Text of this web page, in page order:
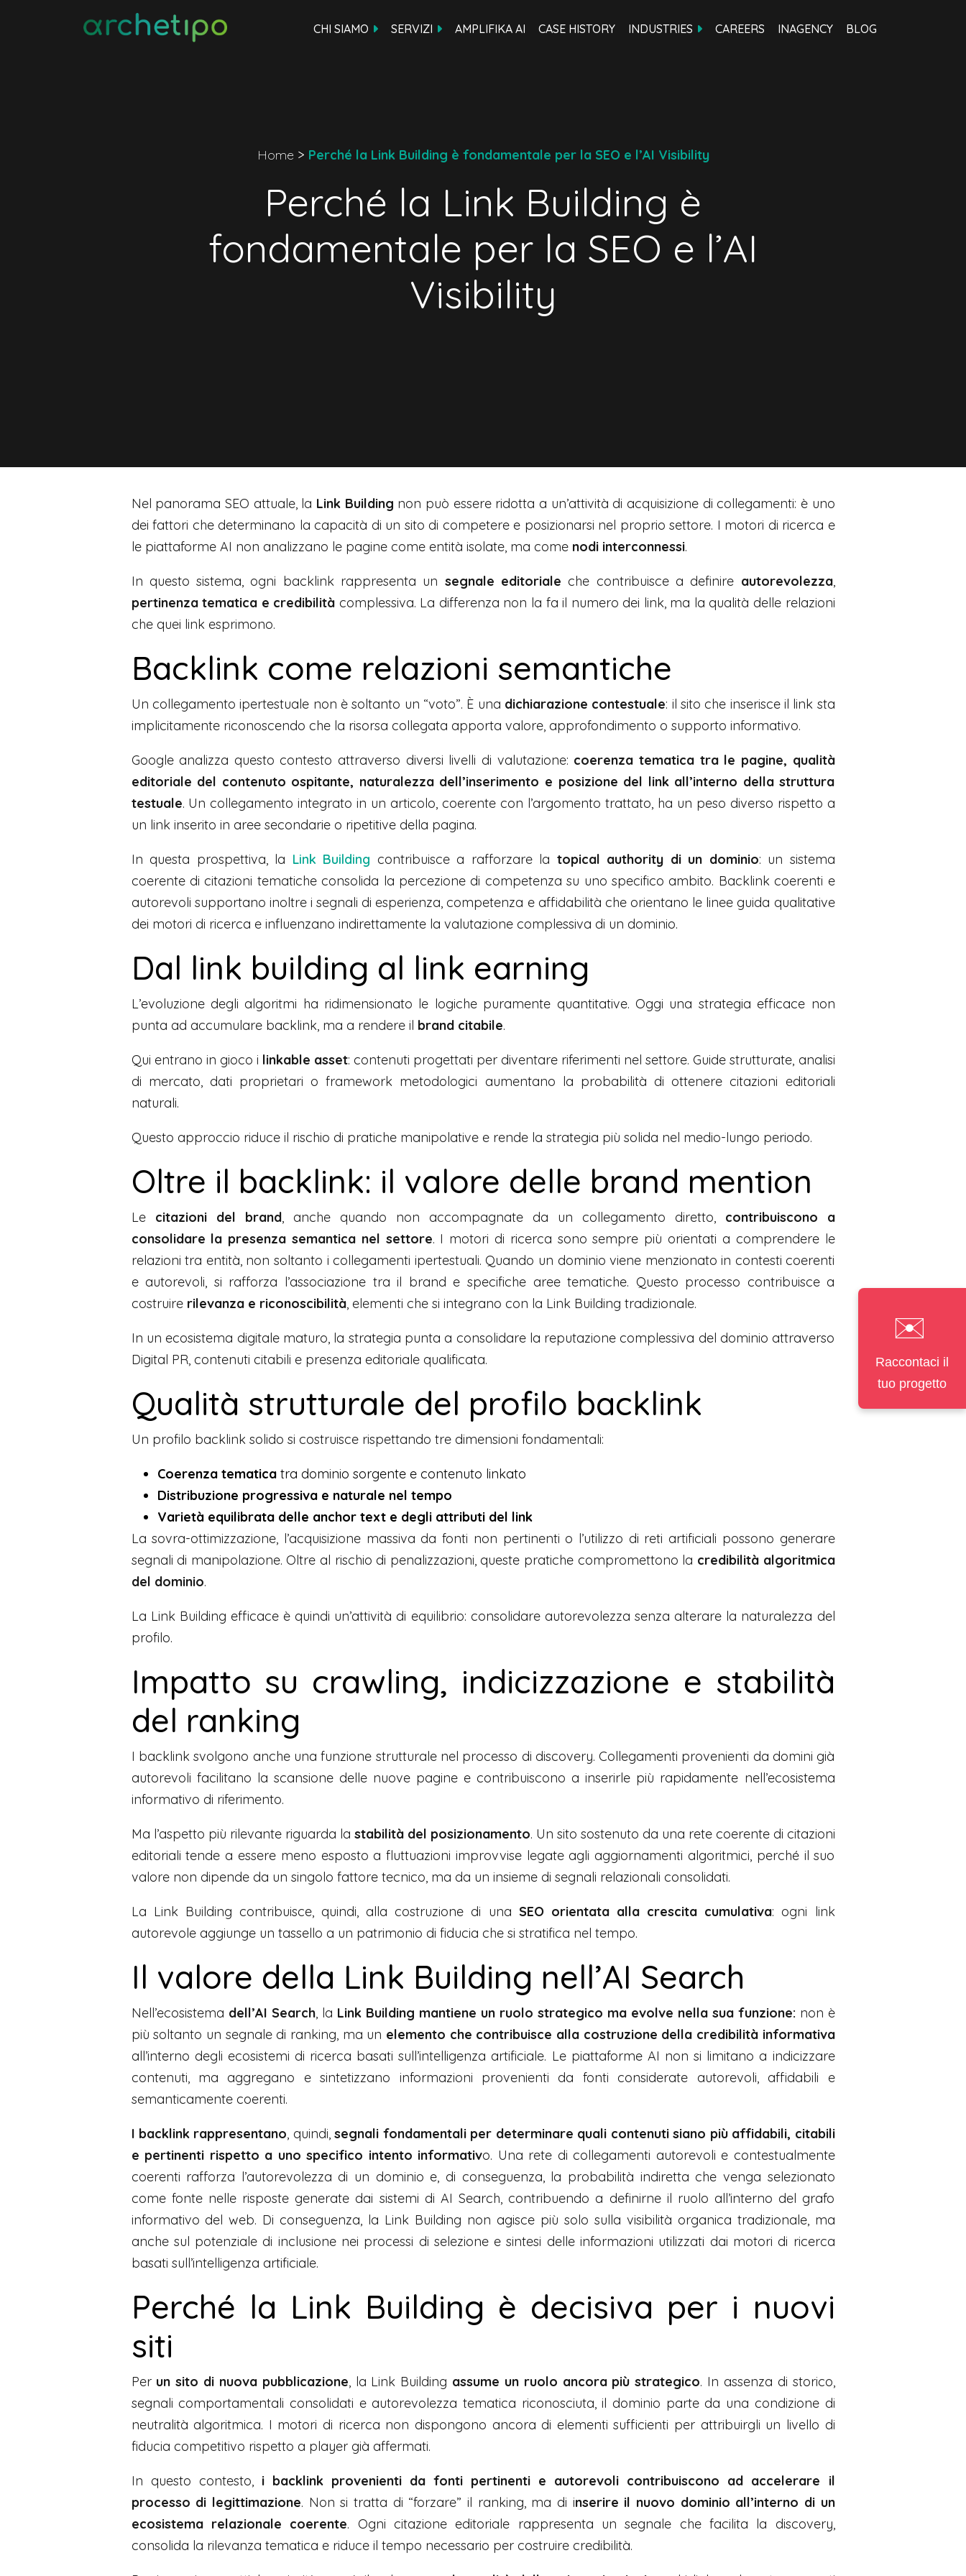
CHI SIAMO SERVIZI AMPLIFIKA AI CASE HISTORY INDUSTRIES CAREERS INAGENCY BLOG
Home > Perché la Link Building è fondamentale per la SEO e l’AI Visibility
Perché la Link Building è
fondamentale per la SEO e l’AI
Visibility
Nel panorama SEO attuale, la Link Building non può essere ridotta a un’attività di acquisizione di collegamenti: è uno
dei fattori che determinano la capacità di un sito di competere e posizionarsi nel proprio settore. I motori di ricerca e
le piattaforme AI non analizzano le pagine come entità isolate, ma come nodi interconnessi.
In questo sistema, ogni backlink rappresenta un segnale editoriale che contribuisce a definire autorevolezza,
pertinenza tematica e credibilità complessiva. La differenza non la fa il numero dei link, ma la qualità delle relazioni
che quei link esprimono.
Backlink come relazioni semantiche
Un collegamento ipertestuale non è soltanto un “voto”. È una dichiarazione contestuale: il sito che inserisce il link sta
implicitamente riconoscendo che la risorsa collegata apporta valore, approfondimento o supporto informativo.
Google analizza questo contesto attraverso diversi livelli di valutazione: coerenza tematica tra le pagine, qualità
editoriale del contenuto ospitante, naturalezza dell’inserimento e posizione del link all’interno della struttura
testuale. Un collegamento integrato in un articolo, coerente con l’argomento trattato, ha un peso diverso rispetto a
un link inserito in aree secondarie o ripetitive della pagina.
In questa prospettiva, la Link Building contribuisce a rafforzare la topical authority di un dominio: un sistema
coerente di citazioni tematiche consolida la percezione di competenza su uno specifico ambito. Backlink coerenti e
autorevoli supportano inoltre i segnali di esperienza, competenza e affidabilità che orientano le linee guida qualitative
dei motori di ricerca e influenzano indirettamente la valutazione complessiva di un dominio.
Dal link building al link earning
L’evoluzione degli algoritmi ha ridimensionato le logiche puramente quantitative. Oggi una strategia efficace non
punta ad accumulare backlink, ma a rendere il brand citabile.
Qui entrano in gioco i linkable asset: contenuti progettati per diventare riferimenti nel settore. Guide strutturate, analisi
di mercato, dati proprietari o framework metodologici aumentano la probabilità di ottenere citazioni editoriali
naturali.
Questo approccio riduce il rischio di pratiche manipolative e rende la strategia più solida nel medio-lungo periodo.
Oltre il backlink: il valore delle brand mention
Le citazioni del brand, anche quando non accompagnate da un collegamento diretto, contribuiscono a
consolidare la presenza semantica nel settore. I motori di ricerca sono sempre più orientati a comprendere le
relazioni tra entità, non soltanto i collegamenti ipertestuali. Quando un dominio viene menzionato in contesti coerenti
e autorevoli, si rafforza l’associazione tra il brand e specifiche aree tematiche. Questo processo contribuisce a
costruire rilevanza e riconoscibilità, elementi che si integrano con la Link Building tradizionale.
In un ecosistema digitale maturo, la strategia punta a consolidare la reputazione complessiva del dominio attraverso
Digital PR, contenuti citabili e presenza editoriale qualificata.
Qualità strutturale del profilo backlink
Un profilo backlink solido si costruisce rispettando tre dimensioni fondamentali:
Coerenza tematicatra dominio sorgente e contenuto linkato
Distribuzione progressiva e naturale nel tempo
Varietà equilibrata delle anchor text e degli attributi del link
La sovra-ottimizzazione, l’acquisizione massiva da fonti non pertinenti o l’utilizzo di reti artificiali possono generare
segnali di manipolazione. Oltre al rischio di penalizzazioni, queste pratiche compromettono la credibilità algoritmica
del dominio.
La Link Building efficace è quindi un’attività di equilibrio: consolidare autorevolezza senza alterare la naturalezza del
profilo.
Impatto su crawling, indicizzazione e stabilità
del ranking
I backlink svolgono anche una funzione strutturale nel processo di discovery. Collegamenti provenienti da domini già
autorevoli facilitano la scansione delle nuove pagine e contribuiscono a inserirle più rapidamente nell’ecosistema
informativo di riferimento.
Ma l’aspetto più rilevante riguarda la stabilità del posizionamento. Un sito sostenuto da una rete coerente di citazioni
editoriali tende a essere meno esposto a fluttuazioni improvvise legate agli aggiornamenti algoritmici, perché il suo
valore non dipende da un singolo fattore tecnico, ma da un insieme di segnali relazionali consolidati.
La Link Building contribuisce, quindi, alla costruzione di una SEO orientata alla crescita cumulativa: ogni link
autorevole aggiunge un tassello a un patrimonio di fiducia che si stratifica nel tempo.
Il valore della Link Building nell’AI Search
Nell’ecosistema dell’AI Search, la Link Building mantiene un ruolo strategico ma evolve nella sua funzione: non è
più soltanto un segnale di ranking, ma un elemento che contribuisce alla costruzione della credibilità informativa
all’interno degli ecosistemi di ricerca basati sull’intelligenza artificiale. Le piattaforme AI non si limitano a indicizzare
contenuti, ma aggregano e sintetizzano informazioni provenienti da fonti considerate autorevoli, affidabili e
semanticamente coerenti.
I backlink rappresentano, quindi,segnali fondamentali per determinare quali contenuti siano più affidabili, citabili
e pertinenti rispetto a uno specifico intento informativo. Una rete di collegamenti autorevoli e contestualmente
coerenti rafforza l’autorevolezza di un dominio e, di conseguenza, la probabilità indiretta che venga selezionato
come fonte nelle risposte generate dai sistemi di AI Search, contribuendo a definirne il ruolo all’interno del grafo
informativo del web. Di conseguenza, la Link Building non agisce più solo sulla visibilità organica tradizionale, ma
anche sul potenziale di inclusione nei processi di selezione e sintesi delle informazioni utilizzati dai motori di ricerca
basati sull’intelligenza artificiale.
Perché la Link Building è decisiva per i nuovi
siti
Per un sito di nuova pubblicazione, la Link Building assume un ruolo ancora più strategico. In assenza di storico,
segnali comportamentali consolidati e autorevolezza tematica riconosciuta, il dominio parte da una condizione di
neutralità algoritmica. I motori di ricerca non dispongono ancora di elementi sufficienti per attribuirgli un livello di
fiducia competitivo rispetto a player già affermati.
In questo contesto, i backlink provenienti da fonti pertinenti e autorevoli contribuiscono ad accelerare il
processo di legittimazione. Non si tratta di “forzare” il ranking, ma di inserire il nuovo dominio all’interno di un
ecosistema relazionale coerente. Ogni citazione editoriale rappresenta un segnale che facilita la discovery,
consolida la rilevanza tematica e riduce il tempo necessario per costruire credibilità.
✉️
Raccontaci il
tuo progetto